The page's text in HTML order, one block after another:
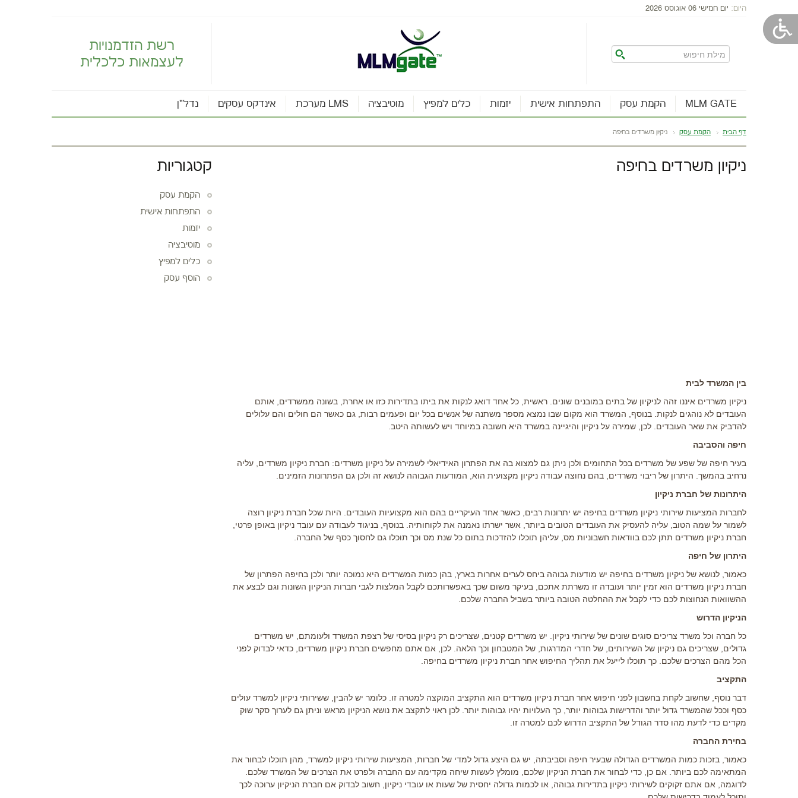
היום: יום חמישי 06 אוגוסט 2026
רשת הזדמנויות
לעצמאות כלכלית
MLM GATE הקמת עסק התפתחות אישית יזמות כלים למפיץ מוטיבציה מערכת LMS אינדקס עסקים נדל"ן
דף הבית הקמת עסק ניקיון משרדים בחיפה
ניקיון משרדים בחיפה
בין המשרד לבית
ניקיון משרדים איננו זהה לניקיון של בתים במובנים שונים. ראשית, כל אחד דואג לנקות את ביתו בתדירות כזו או אחרת, בשונה ממשרדים, אותם
העובדים לא נוהגים לנקות. בנוסף, המשרד הוא מקום שבו נמצא מספר משתנה של אנשים בכל יום ופעמים רבות, גם כאשר הם חולים והם עלולים
להדביק את שאר העובדים. לכן, שמירה על ניקיון והיגיינה במשרד היא חשובה במיוחד ויש לעשותה היטב.
חיפה והסביבה
בעיר חיפה של שפע של משרדים בכל התחומים ולכן ניתן גם למצוא בה את הפתרון האידיאלי לשמירה על ניקיון משרדים: חברת ניקיון משרדים , עליה
נרחיב בהמשך. היתרון של ריבוי משרדים, בהם נחוצה עבודה ניקיון מקצועית הוא, המודעות הגבוהה לנושא זה ולכן גם הפתרונות הזמינים.
היתרונות של חברת ניקיון
לחברות המציעות שירותי ניקיון משרדים בחיפה יש יתרונות רבים, כאשר אחד העיקריים בהם הוא מקצועיות העובדים. היות שכל חברת ניקיון רוצה
לשמור על שמה הטוב, עליה להעסיק את העובדים הטובים ביותר, אשר ישרתו נאמנה את לקוחותיה. בנוסף, בניגוד לעבודה עם עובד ניקיון באופן פרטי,
חברת ניקיון משרדים תתן לכם בוודאות חשבוניות מס, עליהן תוכלו להזדכות בתום כל שנת מס וכך תוכלו גם לחסוך כסף של החברה.
היתרון של חיפה
כאמור, לנושא של ניקיון משרדים בחיפה יש מודעות גבוהה ביחס לערים אחרות בארץ, בהן כמות המשרדים היא נמוכה יותר ולכן בחיפה הפתרון של
חברת ניקיון משרדים הוא זמין יותר ועובדה זו משרתת אתכם, בעיקר משום שכך באפשרותכם לקבל המלצות לגבי חברות הניקיון השונות וגם לבצע את
ההשוואות הנחוצות לכם כדי לקבל את ההחלטה הטובה ביותר בשביל החברה שלכם.
הניקיון הדרוש
כל חברה וכל משרד צריכים סוגים שונים של שירותי ניקיון. יש משרדים קטנים, שצריכים רק ניקיון בסיסי של רצפת המשרד ולעומתם, יש משרדים
גדולים, שצריכים גם ניקיון של השירותים, של חדרי המדרגות, של המטבחון וכך הלאה. לכן, אם אתם מחפשים חברת ניקיון משרדים, כדאי לבדוק לפני
הכל מהם הצרכים שלכם. כך תוכלו לייעל את תהליך החיפוש אחר חברת ניקיון משרדים בחיפה
התקציב
דבר נוסף, שחשוב לקחת בחשבון לפני חיפוש אחר חברת ניקיון משרדים הוא התקציב המוקצה למטרה זו. כלומר יש להבין, ששירותי ניקיון למשרד עולים
כסף וככל שהמשרד גדול יותר והדרישות גבוהות יותר, כך העלויות יהיו גבוהות יותר. לכן ראוי לתקצב את נושא הניקיון מראש וניתן גם לערוך סקר שוק
מקדים כדי לדעת מהו סדר הגודל של התקציב הדרוש לכם למטרה זו.
בחירת החברה
כאמור, בזכות כמות המשרדים הגדולה שבעיר חיפה וסביבתה, יש גם היצע גדול למדי של חברות, המציעות שירותי ניקיון למשרד, מהן תוכלו לבחור את
המתאימה לכם ביותר. אם כן, כדי לבחור את חברת הניקיון שלכם, מומלץ לעשות שיחה מקדימה עם החברה ולפרט את הצרכים של המשרד שלכם.
לדוגמה, אם אתם זקוקים לשירותי ניקיון בתדירות גבוהה, או לכמות גדולה יחסית של שעות או עובדי ניקיון, חשוב לבדוק אם חברת הניקיון ערוכה לכך
קטגוריות
הקמת עסק
התפתחות אישית
יזמות
מוטיבציה
כלים למפיץ
הוסף עסק